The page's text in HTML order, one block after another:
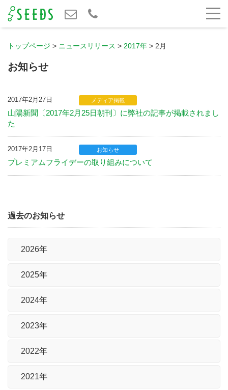
トップページ > ニュースリリース > 2017年 > 2月
お知らせ
2017年2月27日 メディア掲載
山陽新聞〔2017年2月25日朝刊〕に弊社の記事が掲載されまし
た
2017年2月17日 お知らせ
プレミアムフライデーの取り組みについて
過去のお知らせ
2026年
2025年
2024年
2023年
2022年
2021年